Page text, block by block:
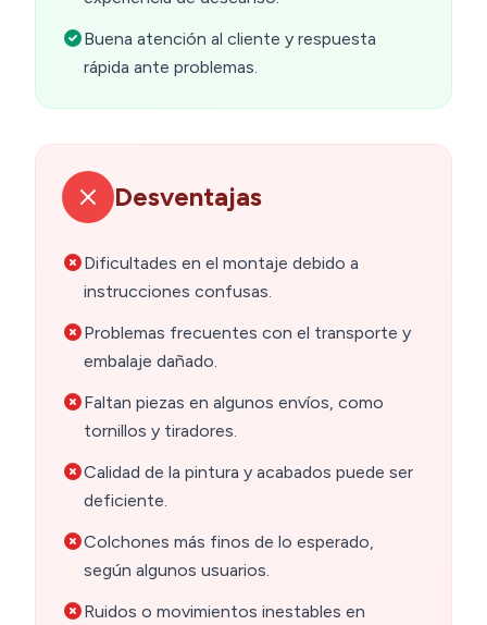
Buena atención al cliente y respuesta
rápida ante problemas.
Desventajas
Dificultades en el montaje debido a
instrucciones confusas.
Problemas frecuentes con el transporte y
embalaje dañado.
Faltan piezas en algunos envíos, como
tornillos y tiradores.
Calidad de la pintura y acabados puede ser
deficiente.
Colchones más finos de lo esperado,
según algunos usuarios.
Ruidos o movimientos inestables en